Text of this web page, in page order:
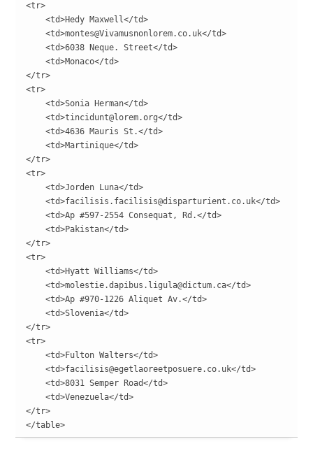
<tr>
    <td>Hedy Maxwell</td>
    <td>montes@Vivamusnonlorem.co.uk</td>
    <td>6038 Neque. Street</td>
    <td>Monaco</td>
</tr>
<tr>
    <td>Sonia Herman</td>
    <td>tincidunt@lorem.org</td>
    <td>4636 Mauris St.</td>
    <td>Martinique</td>
</tr>
<tr>
    <td>Jorden Luna</td>
    <td>facilisis.facilisis@disparturient.co.uk</td>
    <td>Ap #597-2554 Consequat, Rd.</td>
    <td>Pakistan</td>
</tr>
<tr>
    <td>Hyatt Williams</td>
    <td>molestie.dapibus.ligula@dictum.ca</td>
    <td>Ap #970-1226 Aliquet Av.</td>
    <td>Slovenia</td>
</tr>
<tr>
    <td>Fulton Walters</td>
    <td>facilisis@egetlaoreetposuere.co.uk</td>
    <td>8031 Semper Road</td>
    <td>Venezuela</td>
</tr>
</table>